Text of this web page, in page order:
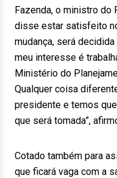
Fazenda, o ministro do
disse estar satisfeito
mudança, será
meu interesse é
Ministério do
Qualquer coisa
presidente e temos
que será tomada”,
Cotado também para
que ficará vaga com a